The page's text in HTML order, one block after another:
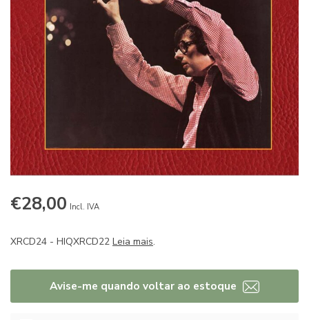
€28,00 Incl. IVA
XRCD24 - HIQXRCD22 Leia mais.
Avise-me quando voltar ao estoque